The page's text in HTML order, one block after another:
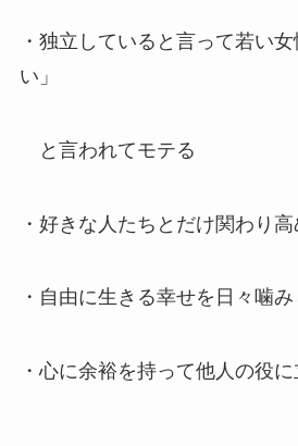
・独立していると言って若い
い」
と言われてモテる
・好きな人たちとだけ関わり高
・自由に生きる幸せを日々噛み
・心に余裕を持って他人の役に